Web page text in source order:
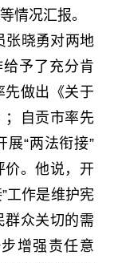
情况汇报。
晓勇对两地
给予了充分肯
先做出《关于
；自贡市率先
展“两法衔接”
价。他说，开
工作是维护宪
群众关切的需
增强责任意